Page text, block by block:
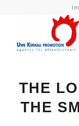
THE
THE